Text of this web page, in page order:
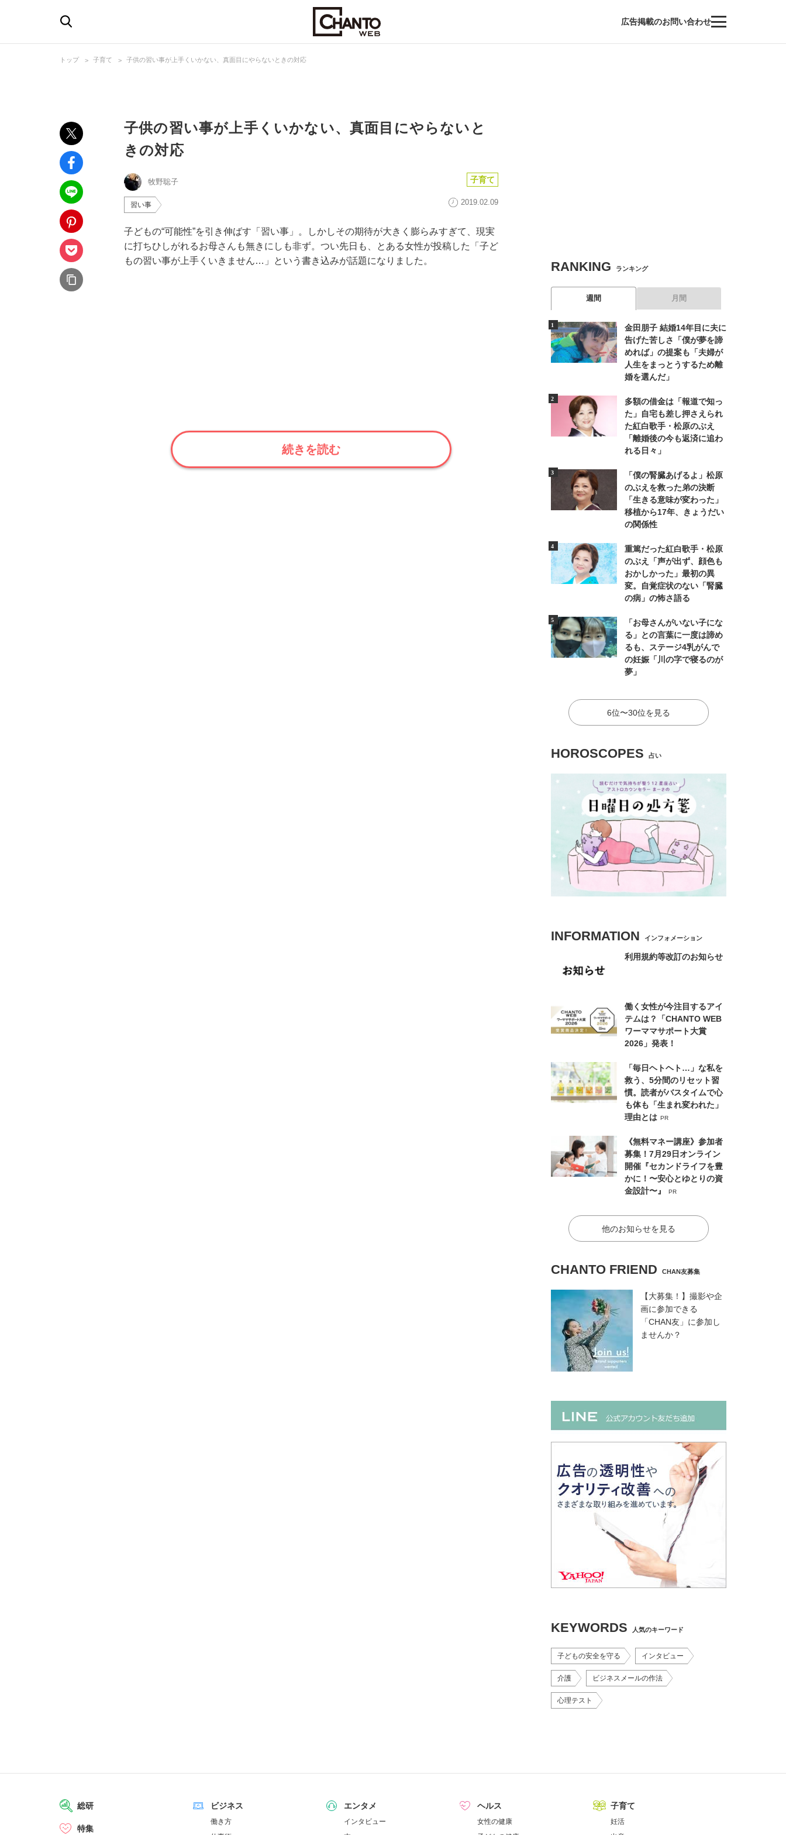
広告掲載のお問い合わせ
トップ 子育て 子供の習い事が上手くいかない、真面目にやらないときの対応
子供の習い事が上手くいかない、真面目にやらないと
きの対応
牧野聡子 子育て
習い事 2019.02.09
子どもの“可能性”を引き伸ばす「習い事」。しかしその期待が大きく膨らみすぎて、現実
に打ちひしがれるお母さんも無きにしも非ず。つい先日も、とある女性が投稿した「子ど
もの習い事が上手くいきません…」という書き込みが話題になりました。
続きを読む
RANKING ランキング
週間 月間
金田朋子 結婚14年目に夫に
告げた苦しさ「僕が夢を諦
めれば」の提案も「夫婦が
人生をまっとうするため離
婚を選んだ」
多額の借金は「報道で知っ
た」自宅も差し押さえられ
た紅白歌手・松原のぶえ
「離婚後の今も返済に追わ
れる日々」
「僕の腎臓あげるよ」松原
のぶえを救った弟の決断
「生きる意味が変わった」
移植から17年、きょうだい
の関係性
重篤だった紅白歌手・松原
のぶえ「声が出ず、顔色も
おかしかった」最初の異
変。自覚症状のない「腎臓
の病」の怖さ語る
「お母さんがいない子にな
る」との言葉に一度は諦め
るも、ステージ4乳がんで
の妊娠「川の字で寝るのが
夢」
6位〜30位を見る
HOROSCOPES 占い
INFORMATION インフォメーション
利用規約等改訂のお知らせ
働く女性が今注目するアイ
テムは？「CHANTO WEB
ワーママサポート大賞
2026」発表！
「毎日ヘトヘト…」な私を
救う、5分間のリセット習
慣。読者がバスタイムで心
も体も「生まれ変われた」
理由とは PR
《無料マネー講座》参加者
募集！7月29日オンライン
開催『セカンドライフを豊
かに！〜安心とゆとりの資
金設計〜』
PR
他のお知らせを見る
CHANTO FRIEND CHAN友募集
【大募集！】撮影や企
画に参加できる
「CHAN友」に参加し
ませんか？
KEYWORDS 人気のキーワード
子どもの安全を守る インタビュー
介護 ビジネスメールの作法
心理テスト
総研
特集
ビジネス
働き方
エンタメ
インタビュー
ヘルス
女性の健康
子育て
妊活